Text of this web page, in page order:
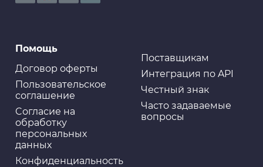
Помощь
Договор оферты
Пользовательское
соглашение
Cогласие на
обработку
персональных
данных
Конфиденциальность
Поставщикам
Интеграция по API
Честный знак
Часто задаваемые
вопросы